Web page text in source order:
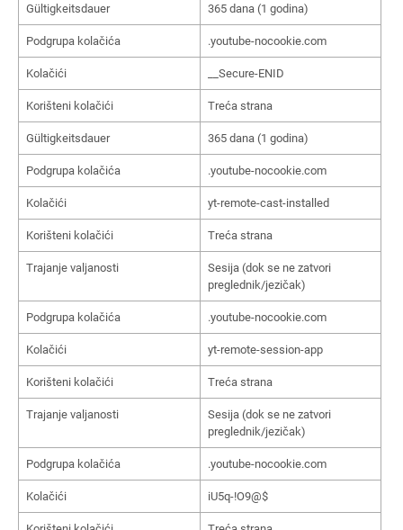
Gültigkeitsdauer 365 dana (1 godina)
Podgrupa kolačića .youtube-nocookie.com
Kolačići __Secure-ENID
Korišteni kolačići Treća strana
Gültigkeitsdauer 365 dana (1 godina)
Podgrupa kolačića .youtube-nocookie.com
Kolačići yt-remote-cast-installed
Korišteni kolačići Treća strana
Trajanje valjanosti
Sesija (dok se ne zatvori
preglednik/jezičak)
Podgrupa kolačića .youtube-nocookie.com
Kolačići yt-remote-session-app
Korišteni kolačići Treća strana
Trajanje valjanosti
Sesija (dok se ne zatvori
preglednik/jezičak)
Podgrupa kolačića .youtube-nocookie.com
Kolačići iU5q-!O9@$